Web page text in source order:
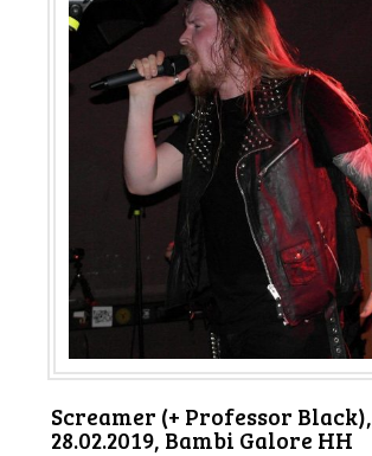
Screamer (+ Professor Black),
28.02.2019, Bambi Galore HH